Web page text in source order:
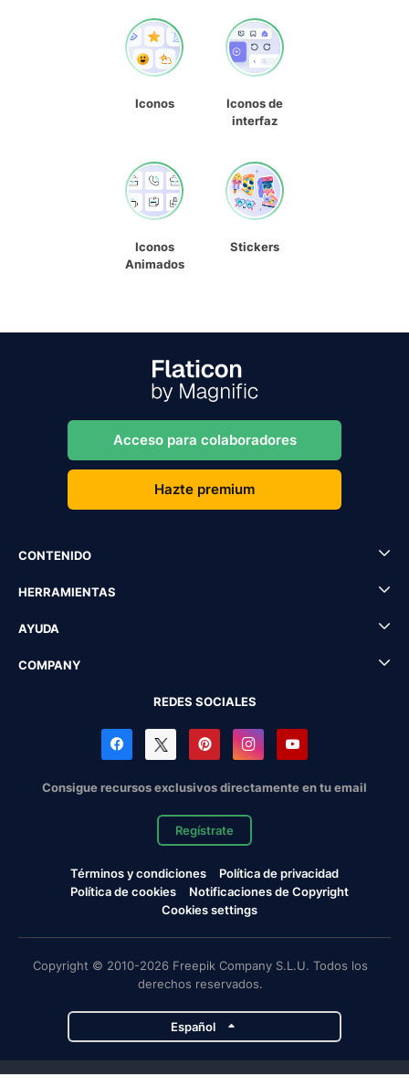
Iconos
Iconos de
interfaz
Iconos
Animados
Stickers
Acceso para colaboradores
Hazte premium
CONTENIDO
HERRAMIENTAS
AYUDA
COMPANY
REDES SOCIALES
Consigue recursos exclusivos directamente en tu email
Regístrate
Términos y condiciones
Política de privacidad
Política de cookies
Notificaciones de Copyright
Cookies settings
Copyright © 2010-2026 Freepik Company S.L.U. Todos los
derechos reservados.
Español